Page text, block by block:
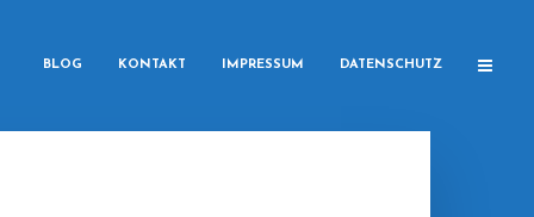
BLOG KONTAKT IMPRESSUM DATENSCHUTZ